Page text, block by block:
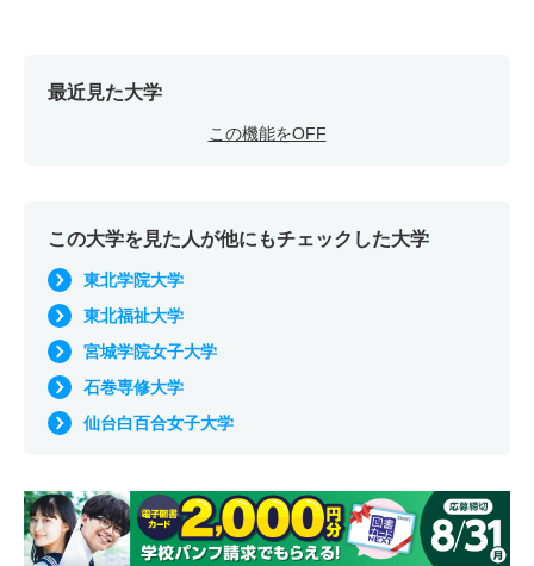
最近見た大学
この機能をOFF
この大学を見た人が他にもチェックした大学
東北学院大学
東北福祉大学
宮城学院女子大学
石巻専修大学
仙台白百合女子大学